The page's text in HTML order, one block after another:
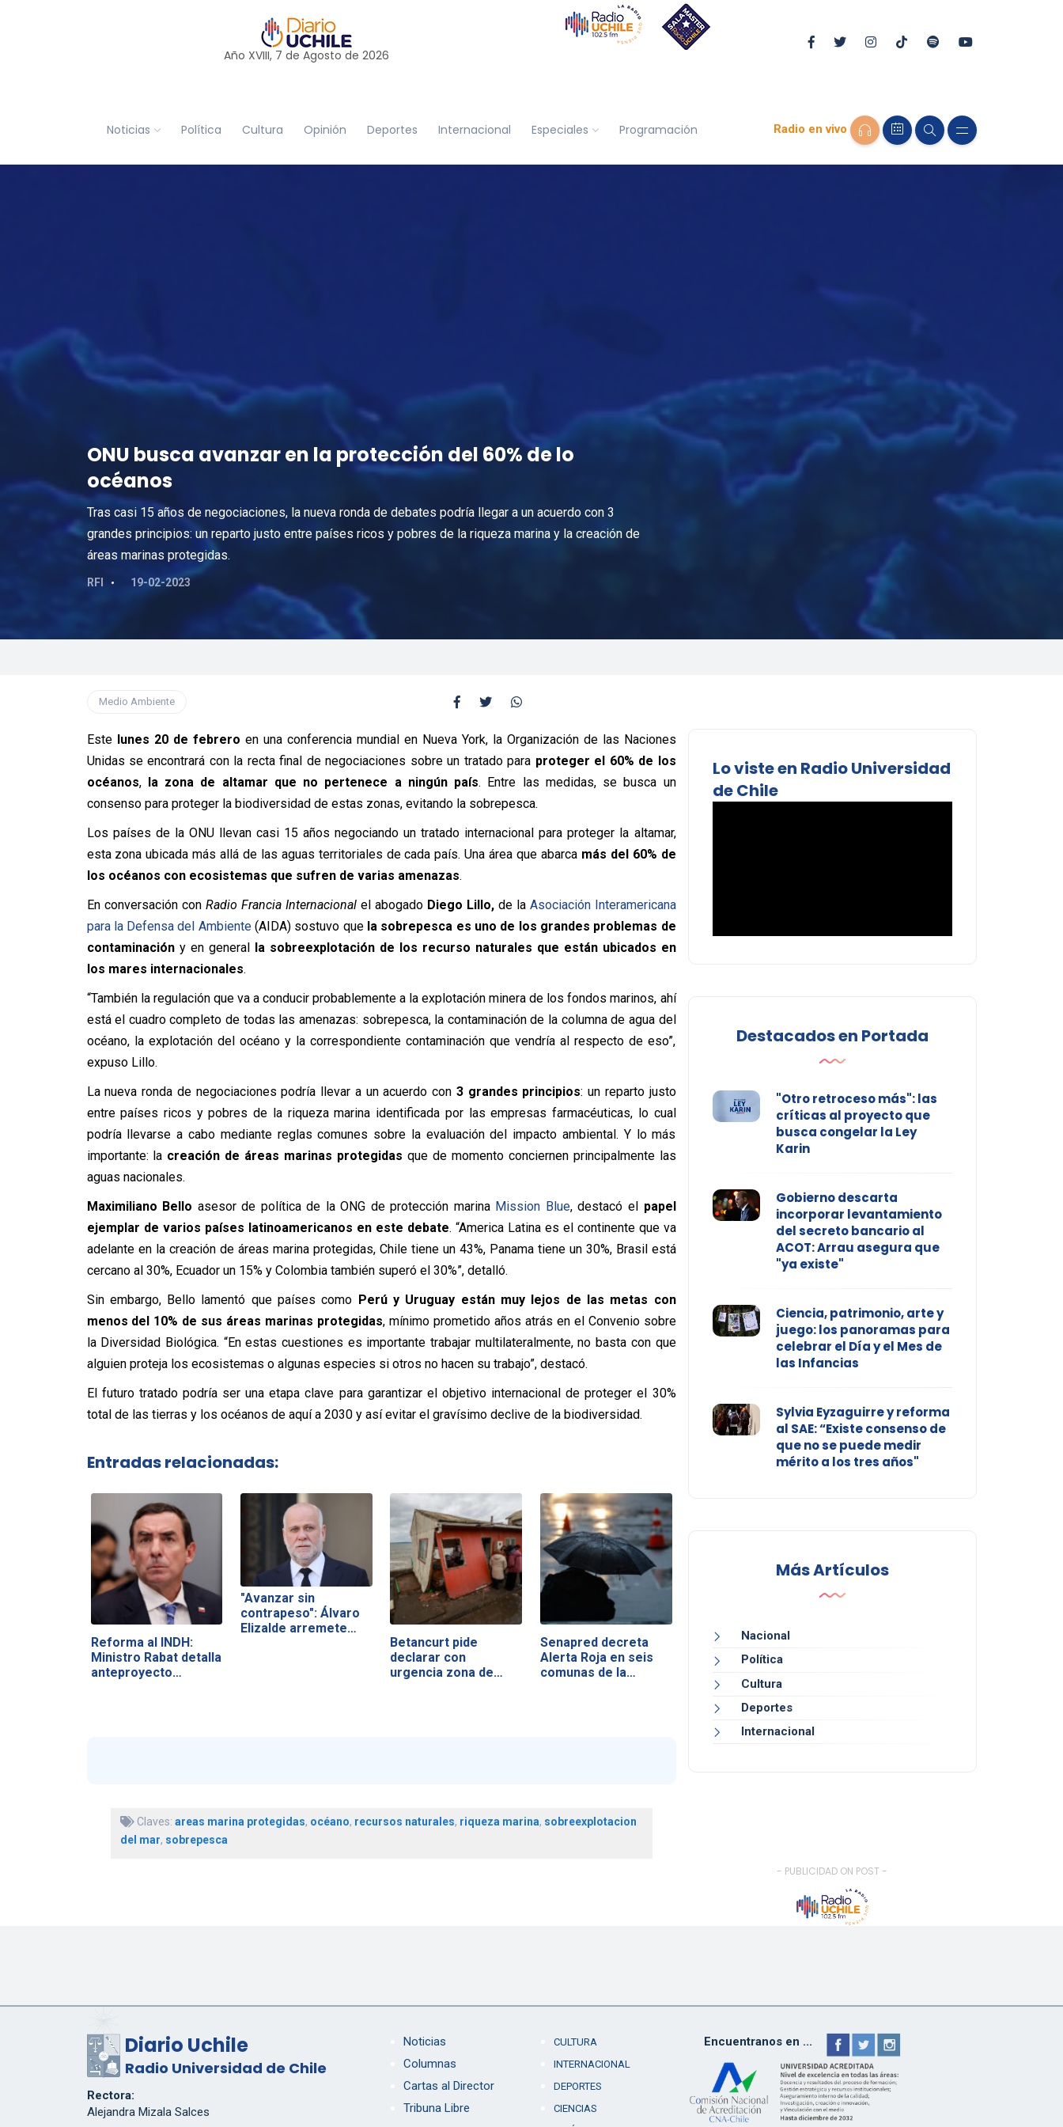
Año XVIII, 7 de Agosto de 2026
Noticias Política Cultura Opinión Deportes Internacional Especiales Programación Radio en vivo
ONU busca avanzar en la protección del 60% de lo
océanos
Tras casi 15 años de negociaciones, la nueva ronda de debates podría llegar a un acuerdo con 3
grandes principios: un reparto justo entre países ricos y pobres de la riqueza marina y la creación de
áreas marinas protegidas.
RFI 19-02-2023
Medio Ambiente
Estelunes 20 de febrero en una conferencia mundial en Nueva York, la Organización de las Naciones
Unidas se encontrará con la recta final de negociaciones sobre un tratado para proteger el 60% de los
océanos, la zona de altamar que no pertenece a ningún país. Entre las medidas, se busca un
consenso para proteger la biodiversidad de estas zonas, evitando la sobrepesca.
Los países de la ONU llevan casi 15 años negociando un tratado internacional para proteger la altamar,
esta zona ubicada más allá de las aguas territoriales de cada país. Una área que abarca más del 60% de
los océanos con ecosistemas que sufren de varias amenazas.
En conversación con Radio Francia Internacionalel abogado Diego Lillo,de la Asociación Interamericana
para la Defensa del Ambiente(AIDA) sostuvo que la sobrepesca es uno de los grandes problemas de
contaminacióny en general la sobreexplotación de los recurso naturales que están ubicados en
los mares internacionales.
“También la regulación que va a conducir probablemente a la explotación minera de los fondos marinos, ahí
está el cuadro completo de todas las amenazas: sobrepesca, la contaminación de la columna de agua del
océano, la explotación del océano y la correspondiente contaminación que vendría al respecto de eso”,
expuso Lillo.
La nueva ronda de negociaciones podría llevar a un acuerdo con 3 grandes principios: un reparto justo
entre países ricos y pobres de la riqueza marina identificada por las empresas farmacéuticas, lo cual
podría llevarse a cabo mediante reglas comunes sobre la evaluación del impacto ambiental. Y lo más
importante: la creación de áreas marinas protegidas que de momento conciernen principalmente las
aguas nacionales.
Maximiliano Bello asesor de política de la ONG de protección marina Mission Blue, destacó el papel
ejemplar de varios países latinoamericanos en este debate. “America Latina es el continente que va
adelante en la creación de áreas marina protegidas, Chile tiene un 43%, Panama tiene un 30%, Brasil está
cercano al 30%, Ecuador un 15% y Colombia también superó el 30%”, detalló.
Sin embargo, Bello lamentó que países como Perú y Uruguay están muy lejos de las metas con
menos del 10% de sus áreas marinas protegidas, mínimo prometido años atrás en el Convenio sobre
la Diversidad Biológica. “En estas cuestiones es importante trabajar multilateralmente, no basta con que
alguien proteja los ecosistemas o algunas especies si otros no hacen su trabajo”, destacó.
El futuro tratado podría ser una etapa clave para garantizar el objetivo internacional de proteger el 30%
total de las tierras y los océanos de aquí a 2030 y así evitar el gravísimo declive de la biodiversidad.
Entradas relacionadas:
Reforma al INDH:
Ministro Rabat detalla
anteproyecto…
"Avanzar sin
contrapeso": Álvaro
Elizalde arremete…
Betancurt pide
declarar con
urgencia zona de…
Senapred decreta
Alerta Roja en seis
comunas de la…
Claves: areas marina protegidas, océano, recursos naturales, riqueza marina, sobreexplotacion
del mar, sobrepesca
Lo viste en Radio Universidad
de Chile
Destacados en Portada
"Otro retroceso más": las
críticas al proyecto que
busca congelar la Ley
Karin
Gobierno descarta
incorporar levantamiento
del secreto bancario al
ACOT: Arrau asegura que
"ya existe"
Ciencia, patrimonio, arte y
juego: los panoramas para
celebrar el Día y el Mes de
las Infancias
Sylvia Eyzaguirre y reforma
al SAE: “Existe consenso de
que no se puede medir
mérito a los tres años"
Más Artículos
Nacional
Política
Cultura
Deportes
Internacional
- PUBLICIDAD ON POST -
Diario Uchile
Radio Universidad de Chile
Rectora:
Alejandra Mizala Salces
Noticias
Columnas
Cartas al Director
Tribuna Libre
CULTURA
INTERNACIONAL
DEPORTES
CIENCIAS
Encuentranos en ...